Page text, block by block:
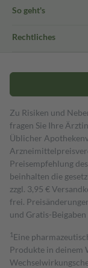
So geht's
Rechtliches
Zu Risiken und
fragen Sie Ihre
Üblicher
Preisempfehlung
beinhalten die
zzgl. 3,95 €
frei.
und Gratis-
1 Eine
Produkte in deinem